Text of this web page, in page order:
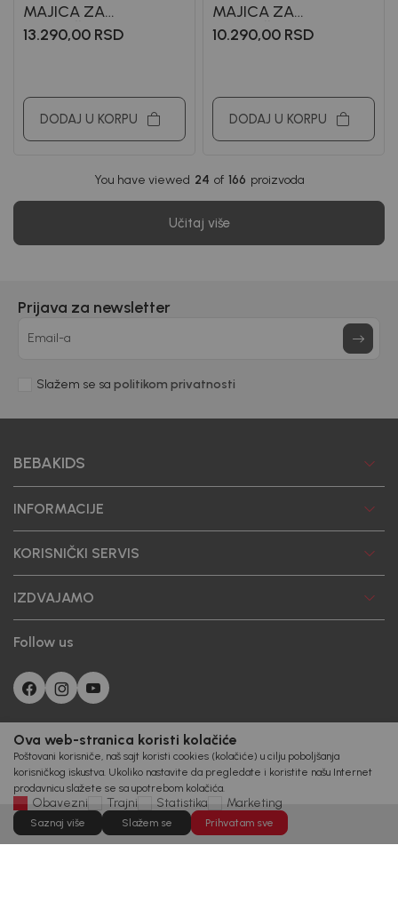
MAJICA ZA
DEVOJČICE
13.290,00 RSD
DODAJ U KORPU
MAJICA ZA
DEVOJČICE
10.290,00 RSD
DODAJ U KORPU
You have viewed 24 of 166 proizvoda
Učitaj više
Prijava za newsletter
Email-a
Slažem se sa politikom privatnosti
BEBAKIDS
INFORMACIJE
KORISNIČKI SERVIS
IZDVAJAMO
Follow us
Ova web-stranica koristi kolačiće
Poštovani korisniče, naš sajt koristi cookies (kolačiće) u cilju poboljšanja
korisničkog iskustva. Ukoliko nastavite da pregledate i koristite našu Internet
prodavnicu slažete se sa upotrebom kolačića.
Obavezni Trajni Statistika Marketing
Saznaj više Slažem se Prihvatam sve